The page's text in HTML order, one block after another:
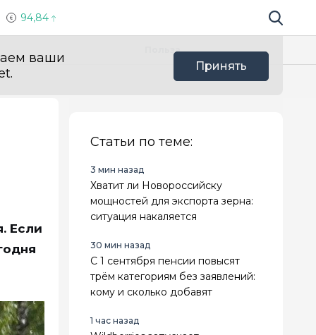
94,84 Поиск по
ваши
Принять
Польза
Если
Статьи по теме:
3 мин назад
Хватит ли Новороссийску
мощностей для экспорта зерна:
ситуация накаляется
30 мин назад
С 1 сентября пенсии повысят
трём категориям без заявлений:
кому и сколько добавят
1 час назад